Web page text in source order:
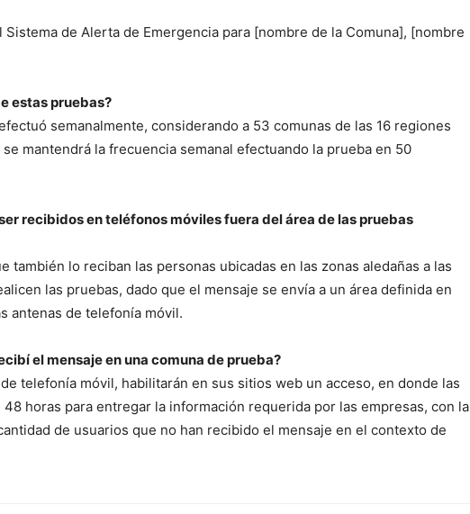
Sistema de Alerta de Emergencia para [nombre de la Comuna], [nombre
estas pruebas?
semanalmente, considerando a 53 comunas de las 16 regiones
mantendrá la frecuencia semanal efectuando la prueba en 50
recibidos en teléfonos móviles fuera del área de las pruebas
también lo reciban las personas ubicadas en las zonas aledañas a las
las pruebas, dado que el mensaje se envía a un área definida en
antenas de telefonía móvil.
el mensaje en una comuna de prueba?
telefonía móvil, habilitarán en sus sitios web un acceso, en donde las
horas para entregar la información requerida por las empresas, con la
de usuarios que no han recibido el mensaje en el contexto de